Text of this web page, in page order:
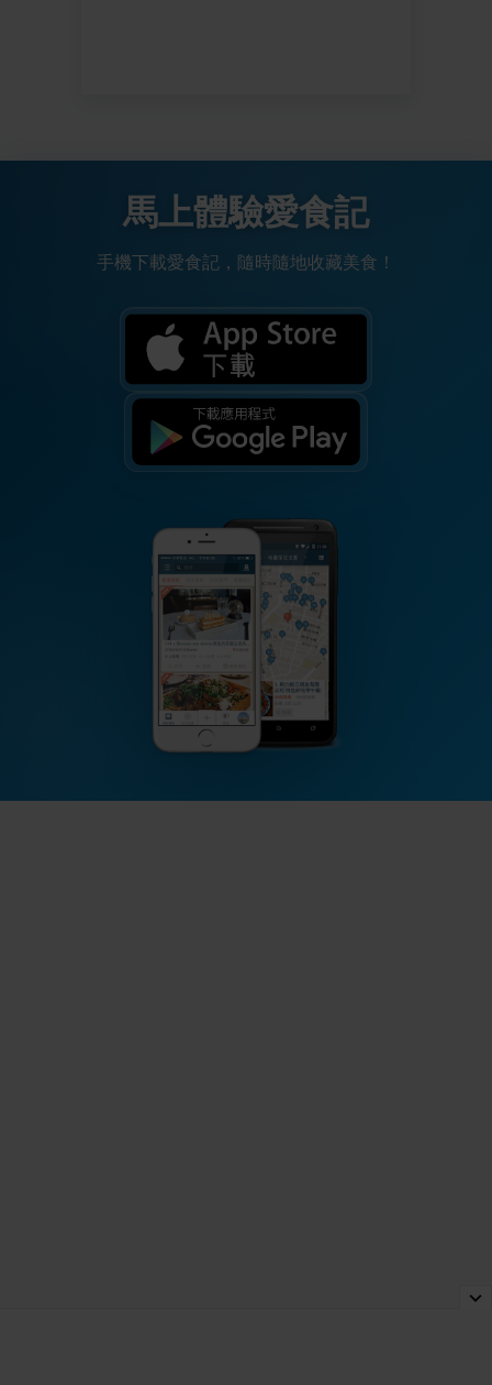
馬上體驗愛食記
手機下載愛食記，隨時隨地收藏美食！